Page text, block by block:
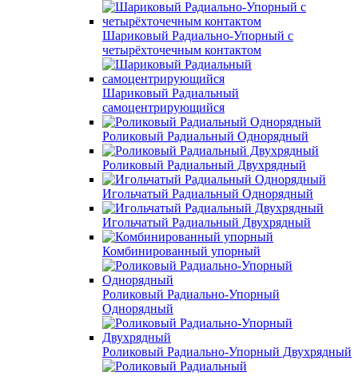
Шариковый Радиально-Упорный с
четырёхточечным контактом
Шариковый Радиальный
самоцентрирующийся
Роликовый Радиальный Однорядный
Роликовый Радиальный Двухрядный
Игольчатый Радиальный Однорядный
Игольчатый Радиальный Двухрядный
Комбинированный упорный
Роликовый Радиально-Упорный
Однорядный
Роликовый Радиально-Упорный Двухрядный